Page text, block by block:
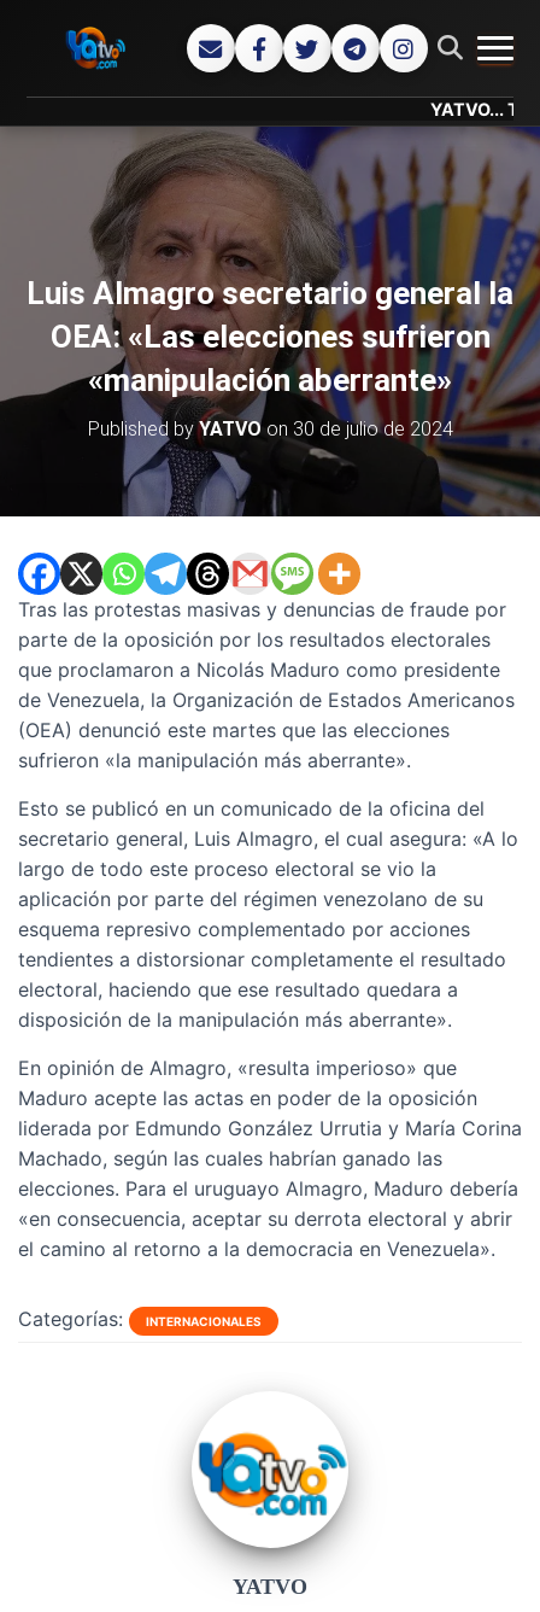
YATVO... Tu
Luis Almagro secretario general la
OEA: «Las elecciones sufrieron
«manipulación aberrante»
Published byYATVOon 30 de julio de 2024
Tras las protestas masivas y denuncias de fraude por
parte de la oposición por los resultados electorales
que proclamaron a Nicolás Maduro como presidente
de Venezuela, la Organización de Estados Americanos
(OEA) denunció este martes que las elecciones
sufrieron «la manipulación más aberrante».
Esto se publicó en un comunicado de la oficina del
secretario general, Luis Almagro, el cual asegura: «A lo
largo de todo este proceso electoral se vio la
aplicación por parte del régimen venezolano de su
esquema represivo complementado por acciones
tendientes a distorsionar completamente el resultado
electoral, haciendo que ese resultado quedara a
disposición de la manipulación más aberrante».
En opinión de Almagro, «resulta imperioso» que
Maduro acepte las actas en poder de la oposición
liderada por Edmundo González Urrutia y María Corina
Machado, según las cuales habrían ganado las
elecciones. Para el uruguayo Almagro, Maduro debería
«en consecuencia, aceptar su derrota electoral y abrir
el camino al retorno a la democracia en Venezuela».
Categorías: INTERNACIONALES
YATVO